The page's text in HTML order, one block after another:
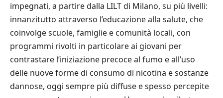
impegnati, a partire dalla LILT di Milano, su più livelli:
innanzitutto attraverso l’educazione alla salute, che
coinvolge scuole, famiglie e comunità locali, con
programmi rivolti in particolare ai giovani per
contrastare l’iniziazione precoce al fumo e all’uso
delle nuove forme di consumo di nicotina e sostanze
dannose, oggi sempre più diffuse e spesso percepite